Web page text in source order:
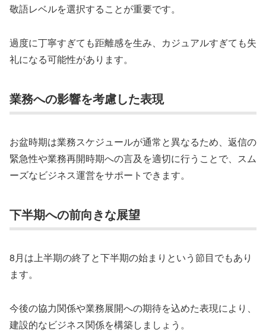
敬語レベルを選択することが重要です。
過度に丁寧すぎても距離感を生み、カジュアルすぎても失
礼になる可能性があります。
業務への影響を考慮した表現
お盆時期は業務スケジュールが通常と異なるため、返信の
緊急性や業務再開時期への言及を適切に行うことで、スム
ーズなビジネス運営をサポートできます。
下半期への前向きな展望
8月は上半期の終了と下半期の始まりという節目でもあり
ます。
今後の協力関係や業務展開への期待を込めた表現により、
建設的なビジネス関係を構築しましょう。